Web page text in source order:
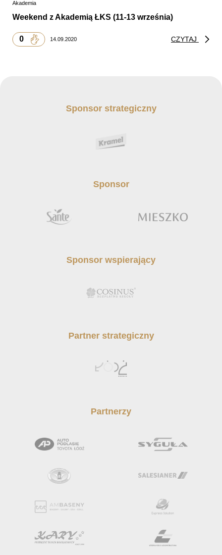
Akademia
Weekend z Akademią ŁKS (11-13 września)
0 14.09.2020 CZYTAJ
Sponsor strategiczny
Sponsor
Sponsor wspierający
Partner strategiczny
Partnerzy